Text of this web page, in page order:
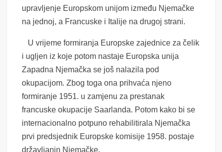
upravljenje Europskom unijom između Njemačke
na jednoj, a Francuske i Italije na drugoj strani.
U vrijeme formiranja Europske zajednice za čelik
i ugljen iz koje potom nastaje Europska unija
Zapadna Njemačka se još nalazila pod
okupacijom. Zbog toga ona prihvaća njeno
formiranje 1951. u zamjenu za prestanak
francuske okupacije Saarlanda. Potom kako bi se
internacionalno potpuno rehabilitirala Njemačka
prvi predsjednik Europske komisije 1958. postaje
državljanin Njemačke.